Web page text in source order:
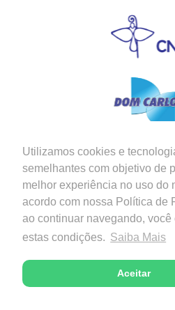
Utilizamos cookies e
semelhantes com objetivo de
melhor experiência no uso do
acordo com nossa Política de
ao continuar navegando, você
estas condições. Saiba Mais
Aceitar
Siga-nos em nossas
Copyright © 2026 -